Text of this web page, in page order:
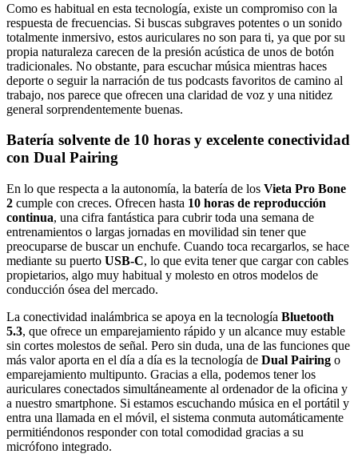
Como es habitual en esta tecnología, existe un compromiso con la
respuesta de frecuencias. Si buscas subgraves potentes o un sonido
totalmente inmersivo, estos auriculares no son para ti, ya que por su
propia naturaleza carecen de la presión acústica de unos de botón
tradicionales. No obstante, para escuchar música mientras haces
deporte o seguir la narración de tus podcasts favoritos de camino al
trabajo, nos parece que ofrecen una claridad de voz y una nitidez
general sorprendentemente buenas.
Batería solvente de 10 horas y excelente conectividad
con Dual Pairing
En lo que respecta a la autonomía, la batería de los Vieta Pro Bone
2 cumple con creces. Ofrecen hasta 10 horas de reproducción
continua, una cifra fantástica para cubrir toda una semana de
entrenamientos o largas jornadas en movilidad sin tener que
preocuparse de buscar un enchufe. Cuando toca recargarlos, se hace
mediante su puerto USB-C, lo que evita tener que cargar con cables
propietarios, algo muy habitual y molesto en otros modelos de
conducción ósea del mercado.
La conectividad inalámbrica se apoya en la tecnología Bluetooth
5.3, que ofrece un emparejamiento rápido y un alcance muy estable
sin cortes molestos de señal. Pero sin duda, una de las funciones que
más valor aporta en el día a día es la tecnología de Dual Pairing o
emparejamiento multipunto. Gracias a ella, podemos tener los
auriculares conectados simultáneamente al ordenador de la oficina y
a nuestro smartphone. Si estamos escuchando música en el portátil y
entra una llamada en el móvil, el sistema conmuta automáticamente
permitiéndonos responder con total comodidad gracias a su
micrófono integrado.